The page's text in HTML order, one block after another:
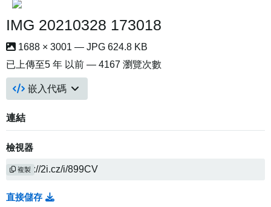
IMG 20210328 173018
1688 × 3001 — JPG 624.8 KB
已上傳至5 年 以前 — 4167 瀏覽次數
嵌入代碼
連結
檢視器
複製
直接儲存